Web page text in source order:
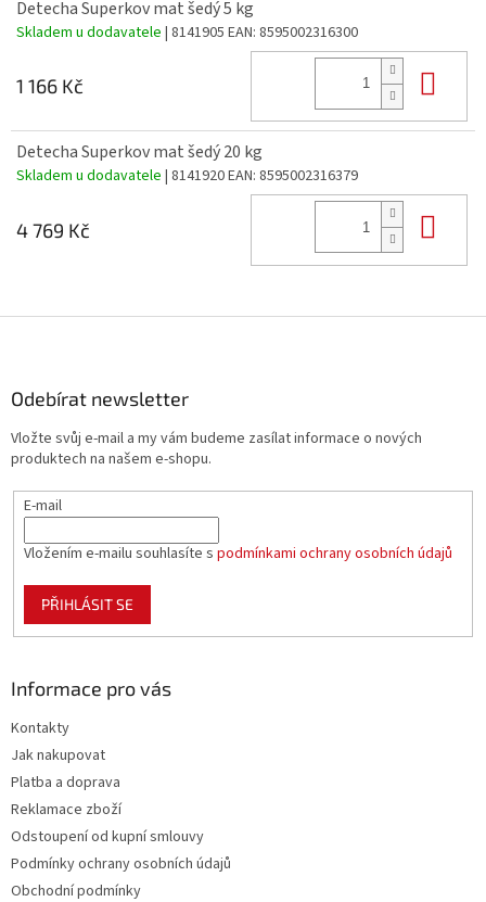
Detecha Superkov mat šedý 5 kg
Skladem u dodavatele | 8141905 EAN: 8595002316300
1 166 Kč
Detecha Superkov mat šedý 20 kg
Skladem u dodavatele | 8141920EAN: 8595002316379
4 769 Kč
Odebírat newsletter
Vložte svůj e-mail a my vám budeme zasílat informace o nových
produktech na našem e-shopu.
E-mail
Vložením e-mailu souhlasíte s podmínkami ochrany osobních údajů
PŘIHLÁSIT SE
Informace pro vás
Kontakty
Jak nakupovat
Platba a doprava
Reklamace zboží
Odstoupení od kupní smlouvy
Podmínky ochrany osobních údajů
Obchodní podmínky